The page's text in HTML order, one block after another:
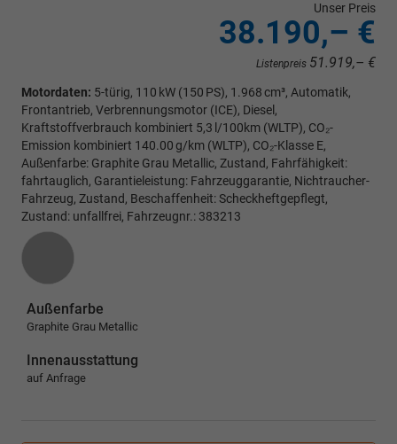
Unser Preis
38.190,– €
Listenpreis 51.919,– €
Motordaten: 5-türig, 110 kW (150 PS), 1.968 cm³, Automatik,
Frontantrieb, Verbrennungsmotor (ICE), Diesel,
Kraftstoffverbrauch kombiniert 5,3 l/100km (WLTP), CO₂-
Emission kombiniert 140.00 g/km (WLTP), CO₂-Klasse E,
Außenfarbe: Graphite Grau Metallic, Zustand, Fahrfähigkeit:
fahrtauglich, Garantieleistung: Fahrzeuggarantie, Nichtraucher-
Fahrzeug, Zustand, Beschaffenheit: Scheckheftgepflegt,
Zustand: unfallfrei, Fahrzeugnr.: 383213
Außenfarbe
Graphite Grau Metallic
Innenausstattung
auf Anfrage